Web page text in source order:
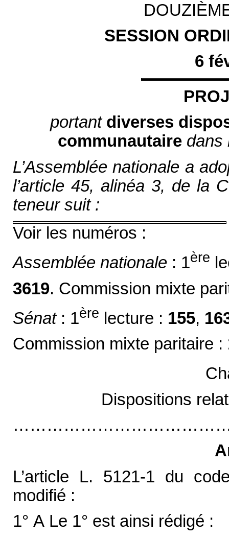
SESSION
6
portant diverses
communautaire dans
L’Assemblée nationale a
l’article 45, alinéa 3, de la
teneur suit :
Voir les numéros :
Assemblée nationale: 1ère
3619. Commission mixte
Sénat : 1ère lecture : 155,
Commission mixte paritaire :
Dispositions
L’article L. 5121-1 du
modifié :
1° A Le 1° est ainsi rédigé :